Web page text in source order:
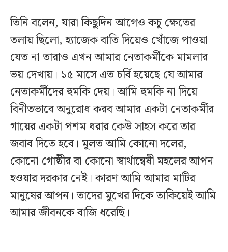
তিনি বলেন, যারা কিছুদিন আগেও কচু ক্ষেতের
তলায় ছিলো, হ্যাজেক বাতি দিয়েও খোঁজে পাওয়া
যেত না তারাও এখন আমার নেতাকর্মীকে মামলার
ভয় দেখায়। ১৫ মাসে এত চর্বি হয়েছে যে আমার
নেতাকর্মীদের হুমকি দেয়। আমি হুমকি না দিয়ে
বিনীতভাবে অনুরোধ করব আমার একটা নেতাকর্মীর
গায়ের একটা পশম ধরার কেউ সাহস করে তার
জবাব দিতে হবে। মূলত আমি কোনো দলের,
কোনো গোষ্ঠীর বা কোনো স্বার্থান্বেষী মহলের আপন
হওয়ার দরকার নেই। কারণ আমি আমার মাটির
মানুষের আপন। তাদের মুখের দিকে তাকিয়েই আমি
আমার জীবনকে বাজি ধরেছি।